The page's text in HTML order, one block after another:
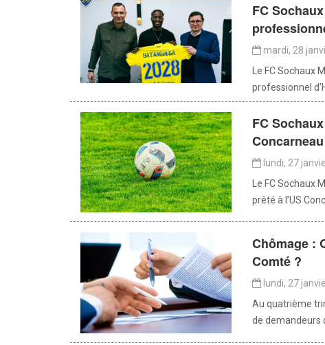
FC
mardi, 28
Le FC
professionnel
FC
lundi, 27
Le FC
prêté à l’US
Chômage :
Comté ?
lundi, 27
Au quatrième
de demandeurs